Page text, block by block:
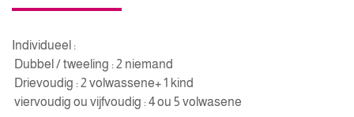
Individueel :
Dubbel / tweeling : 2 niemand
Drievoudig : 2 volwassene+ 1 kind
viervoudig ou vijfvoudig : 4 ou 5 volwasene